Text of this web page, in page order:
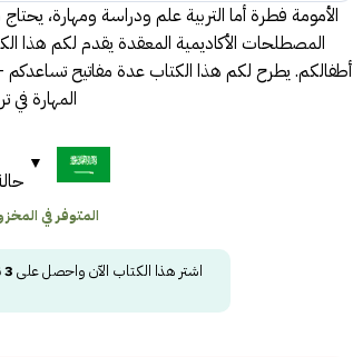
الأمومة فطرة أما التربية علم ودراسة ومهارة،
المصطلحات الأكاديمية المعقدة يقدم لكم هذا
أطفالكم. يطرح لكم هذا الكتاب عدة مفاتيح
المهارة في
المتوفر في المخزون
اشتر هذا الكتاب الآن واحصل على 3